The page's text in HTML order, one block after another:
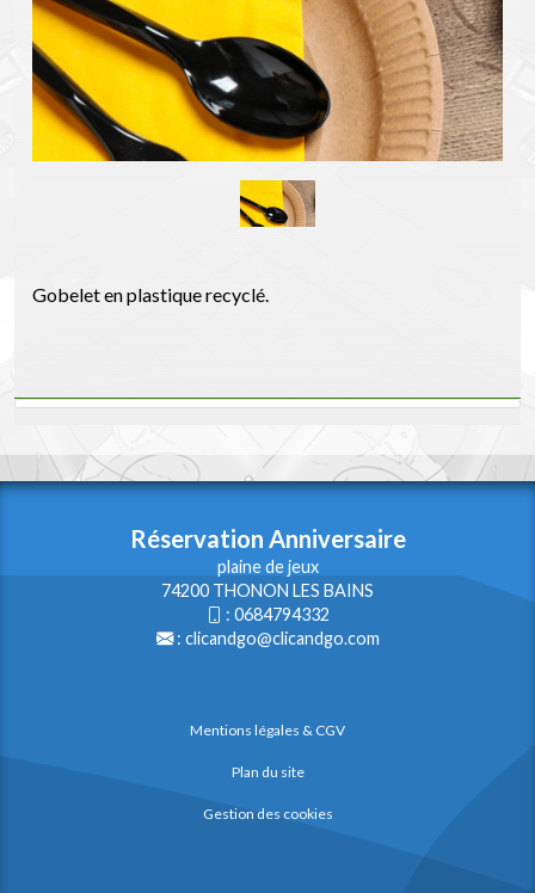
Gobelet en plastique recyclé.
Réservation Anniversaire
plaine de jeux
74200 THONON LES BAINS
: 0684794332
: clicandgo@clicandgo.com
Mentions légales & CGV
Plan du site
Gestion des cookies